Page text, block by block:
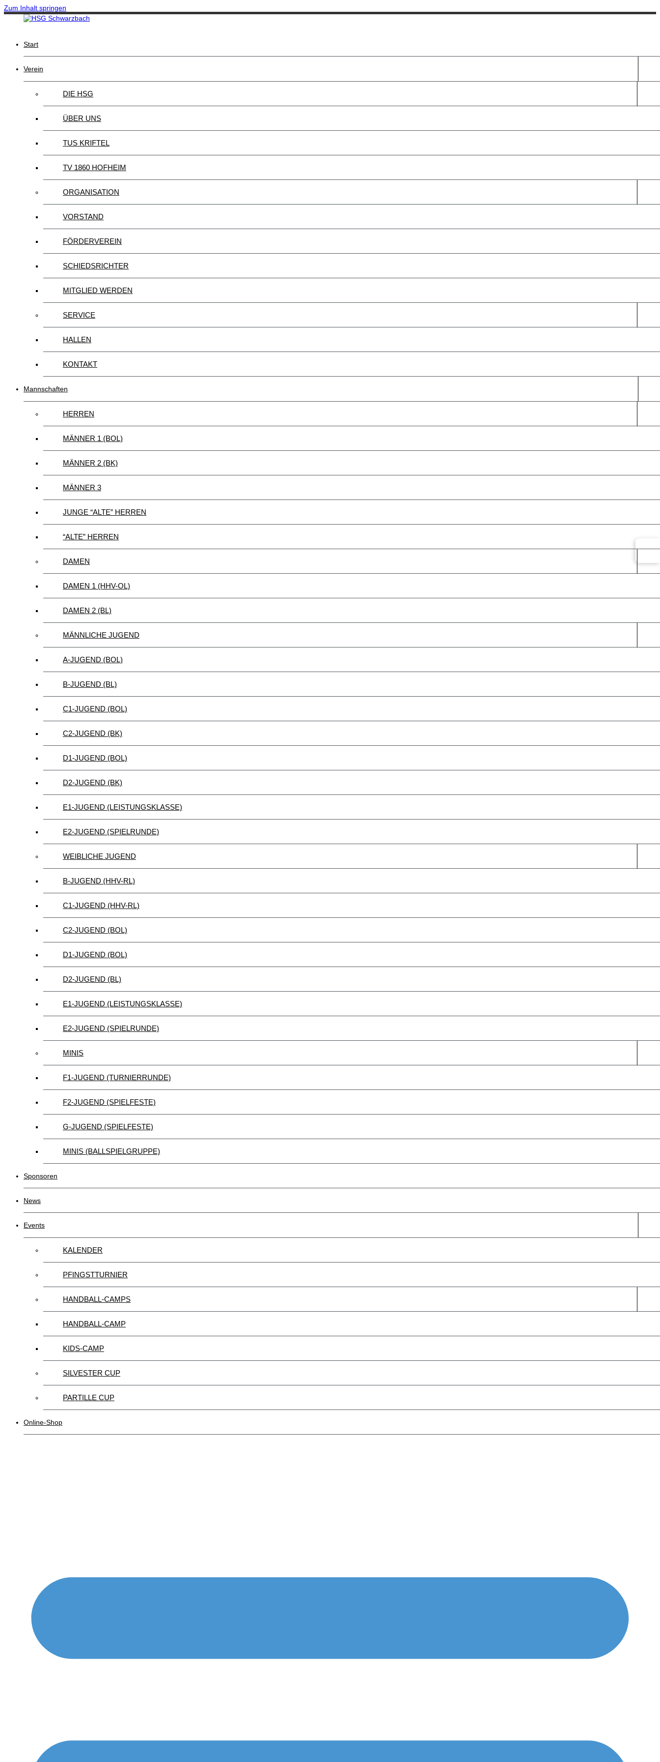
Zum Inhalt springen
Start
Verein
DIE HSG
ÜBER UNS
TUS KRIFTEL
TV 1860 HOFHEIM
ORGANISATION
VORSTAND
FÖRDERVEREIN
SCHIEDSRICHTER
MITGLIED WERDEN
SERVICE
HALLEN
KONTAKT
Mannschaften
HERREN
MÄNNER 1 (BOL)
MÄNNER 2 (BK)
MÄNNER 3
JUNGE “ALTE” HERREN
“ALTE” HERREN
DAMEN
DAMEN 1 (HHV-OL)
DAMEN 2 (BL)
MÄNNLICHE JUGEND
A-JUGEND (BOL)
B-JUGEND (BL)
C1-JUGEND (BOL)
C2-JUGEND (BK)
D1-JUGEND (BOL)
D2-JUGEND (BK)
E1-JUGEND (LEISTUNGSKLASSE)
E2-JUGEND (SPIELRUNDE)
WEIBLICHE JUGEND
B-JUGEND (HHV-RL)
C1-JUGEND (HHV-RL)
C2-JUGEND (BOL)
D1-JUGEND (BOL)
D2-JUGEND (BL)
E1-JUGEND (LEISTUNGSKLASSE)
E2-JUGEND (SPIELRUNDE)
MINIS
F1-JUGEND (TURNIERRUNDE)
F2-JUGEND (SPIELFESTE)
G-JUGEND (SPIELFESTE)
MINIS (BALLSPIELGRUPPE)
Sponsoren
News
Events
KALENDER
PFINGSTTURNIER
HANDBALL-CAMPS
HANDBALL-CAMP
KIDS-CAMP
SILVESTER CUP
PARTILLE CUP
Online-Shop